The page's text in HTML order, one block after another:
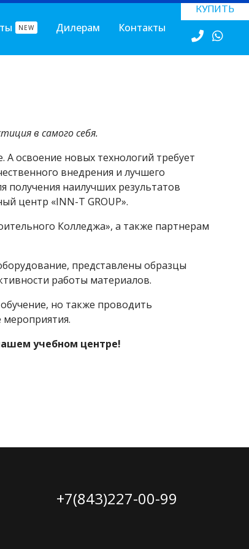
КУПИТЬ
NEW Дилерам Контакты
в самого себя.
освоение новых технологий требует
внедрения и лучшего
наилучших результатов
центр «INN-T GROUP».
Колледжа», а также партнерам
представлены образцы
работы материалов.
но также проводить
мероприятия.
учебном центре!
+7(843)227-00-99